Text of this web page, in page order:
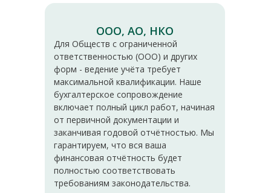
ООО, АО, НКО
Для Обществ с ограниченной
ответственностью (ООО) и других
форм - ведение учёта требует
максимальной квалификации. Наше
бухгалтерское сопровождение
включает полный цикл работ, начиная
от первичной документации и
заканчивая годовой отчётностью. Мы
гарантируем, что вся ваша
финансовая отчётность будет
полностью соответствовать
требованиям законодательства.